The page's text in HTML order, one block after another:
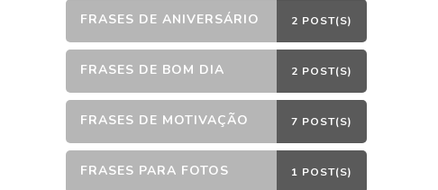
FRASES DE ANIVERSÁRIO 2 POST(S)
FRASES DE BOM DIA 2 POST(S)
FRASES DE MOTIVAÇÃO 7 POST(S)
FRASES PARA FOTOS 1 POST(S)